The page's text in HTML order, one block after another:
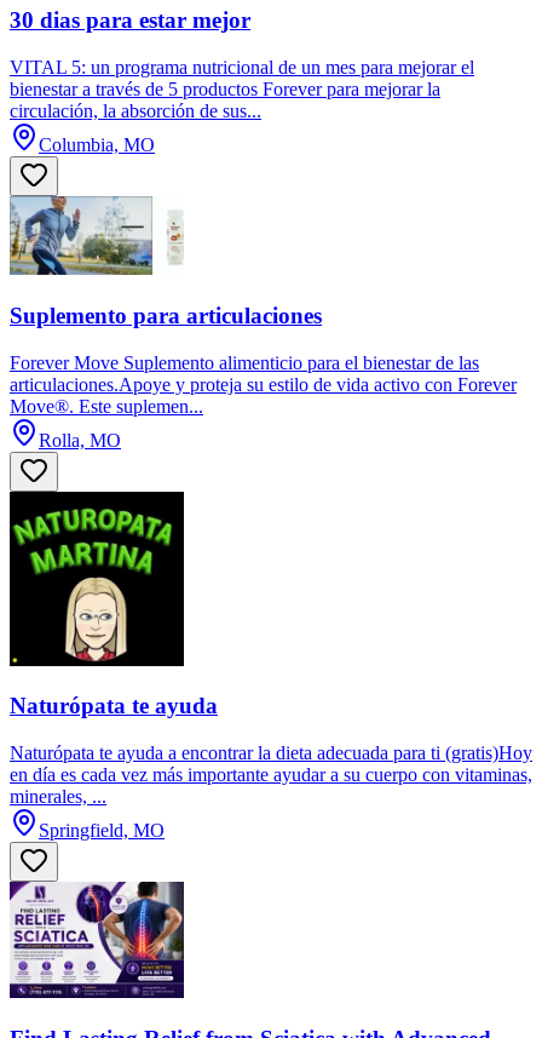
30 dias para estar mejor
VITAL 5: un programa nutricional de un mes para mejorar el
bienestar a través de 5 productos Forever para mejorar la
circulación, la absorción de sus...
Columbia, MO
Suplemento para articulaciones
Forever Move Suplemento alimenticio para el bienestar de las
articulaciones.Apoye y proteja su estilo de vida activo con Forever
Move®. Este suplemen...
Rolla, MO
Naturópata te ayuda
Naturópata te ayuda a encontrar la dieta adecuada para ti (gratis)Hoy
en día es cada vez más importante ayudar a su cuerpo con vitaminas,
minerales, ...
Springfield, MO